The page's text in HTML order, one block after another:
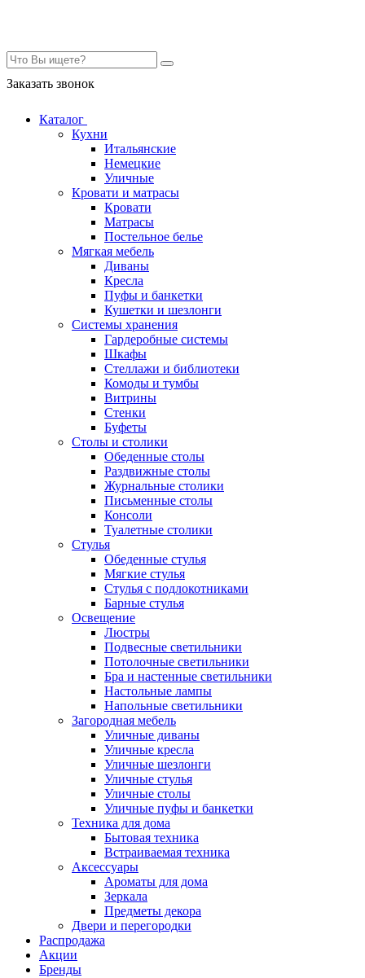
Заказать звонок
Каталог
Кухни
Итальянские
Немецкие
Уличные
Кровати и матрасы
Кровати
Матрасы
Постельное белье
Мягкая мебель
Диваны
Кресла
Пуфы и банкетки
Кушетки и шезлонги
Системы хранения
Гардеробные системы
Шкафы
Стеллажи и библиотеки
Комоды и тумбы
Витрины
Стенки
Буфеты
Столы и столики
Обеденные столы
Раздвижные столы
Журнальные столики
Письменные столы
Консоли
Туалетные столики
Стулья
Обеденные стулья
Мягкие стулья
Стулья с подлокотниками
Барные стулья
Освещение
Люстры
Подвесные светильники
Потолочные светильники
Бра и настенные светильники
Настольные лампы
Напольные светильники
Загородная мебель
Уличные диваны
Уличные кресла
Уличные шезлонги
Уличные стулья
Уличные столы
Уличные пуфы и банкетки
Техника для дома
Бытовая техника
Встраиваемая техника
Аксессуары
Ароматы для дома
Зеркала
Предметы декора
Двери и перегородки
Распродажа
Акции
Бренды